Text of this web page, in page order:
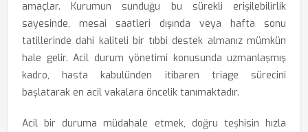
amaçlar. Kurumun sunduğu bu sürekli erişilebilirlik
sayesinde, mesai saatleri dışında veya hafta sonu
tatillerinde dahi kaliteli bir tıbbi destek almanız mümkün
hale gelir. Acil durum yönetimi konusunda uzmanlaşmış
kadro, hasta kabulünden itibaren triage sürecini
başlatarak en acil vakalara öncelik tanımaktadır.
Acil bir duruma müdahale etmek, doğru teşhisin hızla